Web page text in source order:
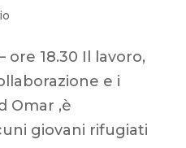
ore 18.30 Il lavoro,
e i
Omar ,è
giovani rifugiati